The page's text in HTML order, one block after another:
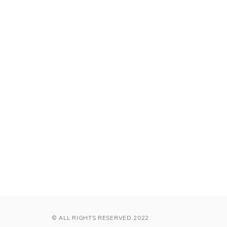
© ALL RIGHTS RESERVED 2022